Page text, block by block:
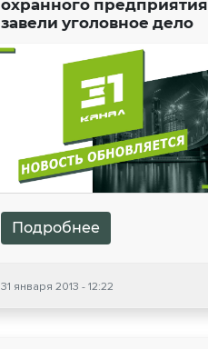
охранного предприятия
завели уголовное дело
Подробнее
31 января 2013 - 12:22